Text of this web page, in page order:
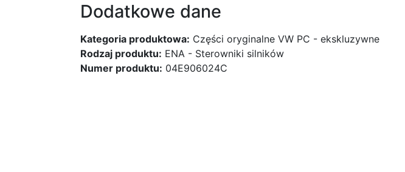
Dodatkowe dane
Kategoria produktowa: Części oryginalne VW PC - ekskluzywne
Rodzaj produktu: ENA - Sterowniki silników
Numer produktu: 04E906024C